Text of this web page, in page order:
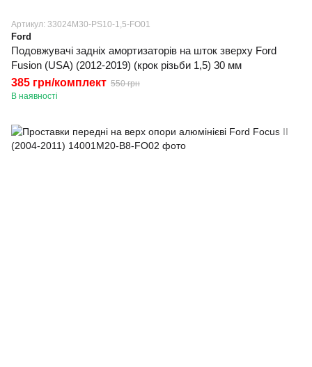
Артикул: 33024M30-PS10-1,5-FO01
Ford
Подовжувачі задніх амортизаторів на шток зверху Ford
Fusion (USA) (2012-2019) (крок різьби 1,5) 30 мм
385 грн/комплект 550 грн
В наявності